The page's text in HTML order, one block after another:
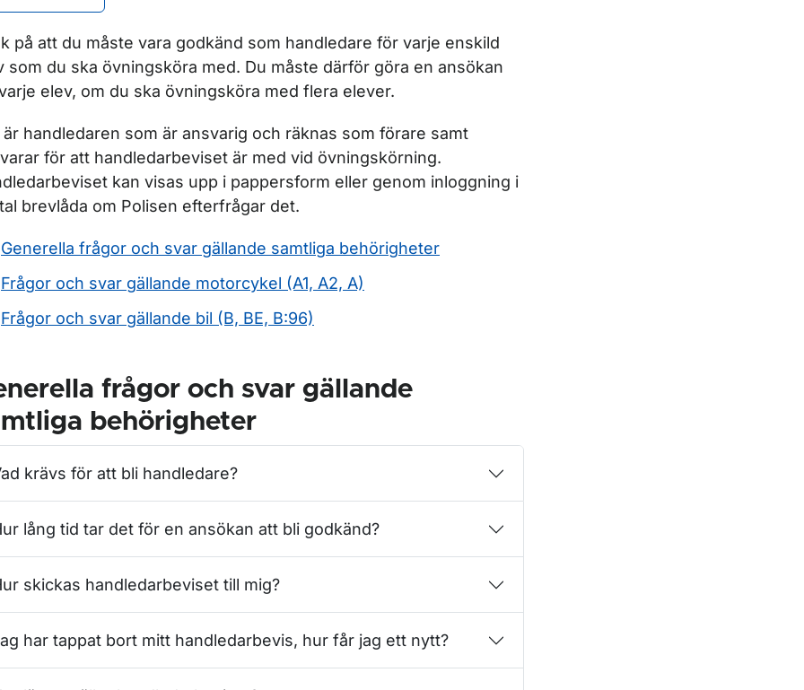
på att du måste vara godkänd som handledare för varje enskild
som du ska övningsköra med. Du måste därför göra en ansökan
elev, om du ska övningsköra med flera elever.
är handledaren som är ansvarig och räknas som förare samt
för att handledarbeviset är med vid övningskörning.
kan visas upp i pappersform eller genom inloggning i
brevlåda om Polisen efterfrågar det.
Generella frågor och svar gällande samtliga behörigheter
Frågor och svar gällande motorcykel (A1, A2, A)
Frågor och svar gällande bil (B, BE, B:96)
frågor och svar gällande
behörigheter
krävs för att bli handledare?
lång tid tar det för en ansökan att bli godkänd?
skickas handledarbeviset till mig?
har tappat bort mitt handledarbevis, hur får jag ett nytt?